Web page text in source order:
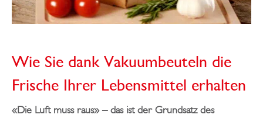
Wie Sie dank Vakuumbeuteln die
Frische Ihrer Lebensmittel erhalten
«Die Luft muss raus» – das ist der Grundsatz des